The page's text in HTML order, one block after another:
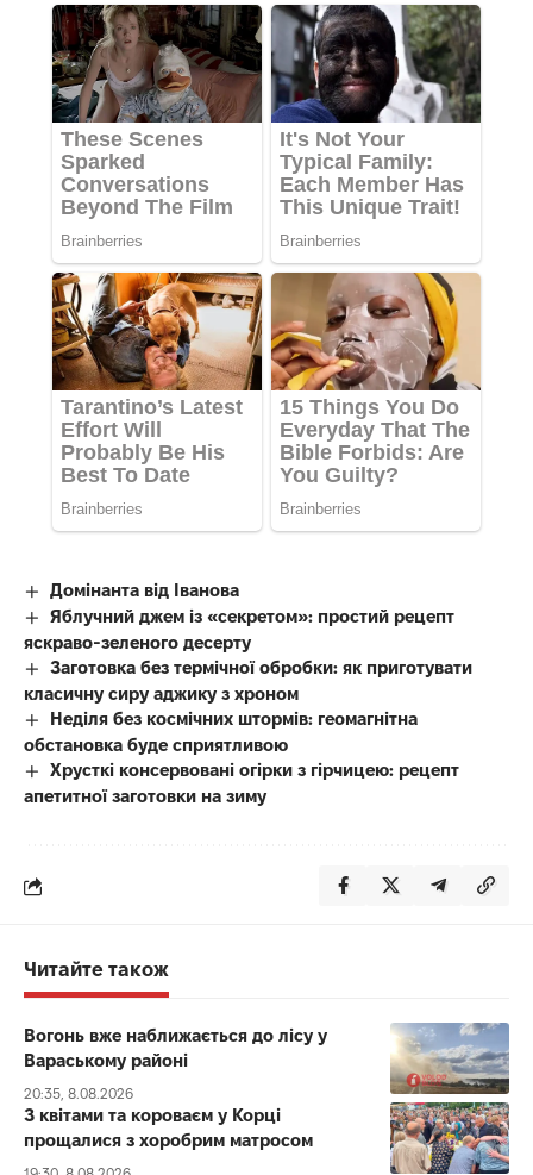
Домінанта від Іванова
Яблучний джем із «секретом»: простий рецепт
яскраво-зеленого десерту
Заготовка без термічної обробки: як приготувати
класичну сиру аджику з хроном
Неділя без космічних штормів: геомагнітна
обстановка буде сприятливою
Хрусткі консервовані огірки з гірчицею: рецепт
апетитної заготовки на зиму
Читайте також
Вогонь вже наближається до лісу у
Вараському районі
20:35, 8.08.2026
З квітами та короваєм у Корці
прощалися з хоробрим матросом